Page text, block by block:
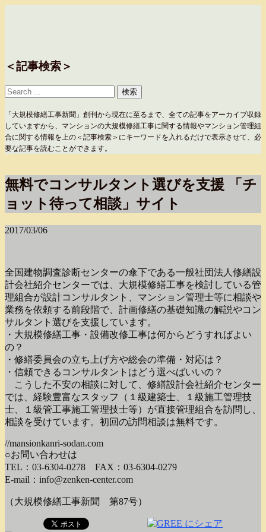
＜記事検索＞
「大規模修繕工事新聞」創刊から現在に至るまで、全ての記事をアーカイブ収録
していますから、マンションの大規模修繕工事に関する情報やマンション管理組
合に関する情報を上の＜記事検索＞にキーワードを入れるだけで表示させて、必
要な記事を読むことができます。
無料でコンサルタント選びを支援 「チ
ョット待って相談」サイト
2017/03/06
全国建物調査診断センターの傘下である一般社団法人修繕設
計会社紹介センターでは、大規模修繕工事を検討している管
理組合が設計コンサルタント、マンション管理士等に相談や
業務を依頼する前段階で、計画修繕の基礎知識の解説やコン
サルタント選びを支援しています。
・大規模修繕工事・設備改修工事は何からどうすればよい
の？
・修繕委員会の立ち上げ方や総会の準備・対応は？
・信頼できるコンサルタントはどう選べばいいの？
こうした不安の相談に対して、修繕設計会社紹介センター
では、経験豊富なスタッフ（１級建築士、１級施工管理技
士、１級管工事施工管理技士等）が直接管理組合を訪問し、
相談を受けています。初回の訪問相談は無料です。
//mansionkanri-sodan.com
○お問い合わせは
TEL：03-6304-0278 FAX：03-6304-0279
E-mail：info@zenken-center.com
（大規模修繕工事新聞 第87号）